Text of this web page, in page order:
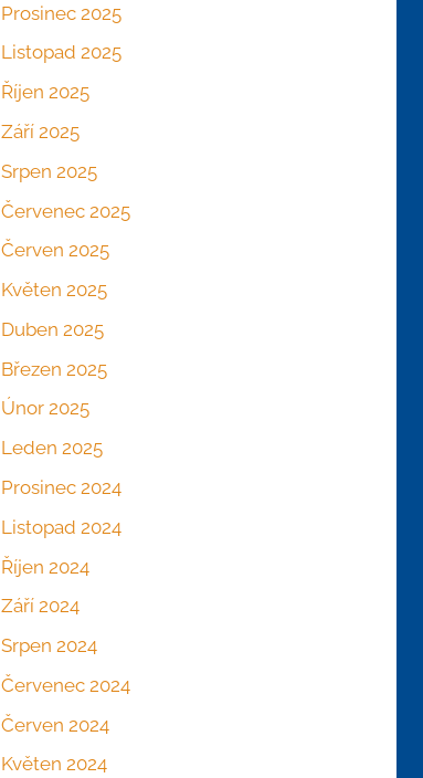
Prosinec 2025
Listopad 2025
Říjen 2025
Září 2025
Srpen 2025
Červenec 2025
Červen 2025
Květen 2025
Duben 2025
Březen 2025
Únor 2025
Leden 2025
Prosinec 2024
Listopad 2024
Říjen 2024
Září 2024
Srpen 2024
Červenec 2024
Červen 2024
Květen 2024